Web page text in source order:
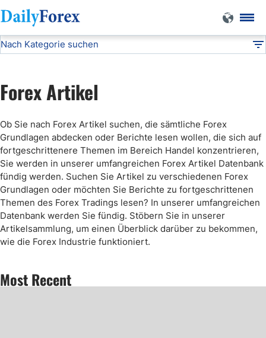
DF Forex Artikel
Nach Kategorie suchen
Forex Artikel
Ob Sie nach Forex Artikel suchen, die sämtliche Forex
Grundlagen abdecken oder Berichte lesen wollen, die sich auf
fortgeschrittenere Themen im Bereich Handel konzentrieren,
Sie werden in unserer umfangreichen Forex Artikel Datenbank
fündig werden. Suchen Sie Artikel zu verschiedenen Forex
Grundlagen oder möchten Sie Berichte zu fortgeschrittenen
Themen des Forex Tradings lesen? In unserer umfangreichen
Datenbank werden Sie fündig. Stöbern Sie in unserer
Artikelsammlung, um einen Überblick darüber zu bekommen,
wie die Forex Industrie funktioniert.
Most Recent